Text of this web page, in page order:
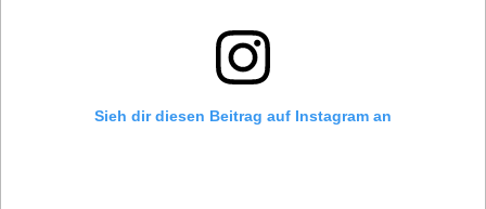
Sieh dir diesen Beitrag auf Instagram an